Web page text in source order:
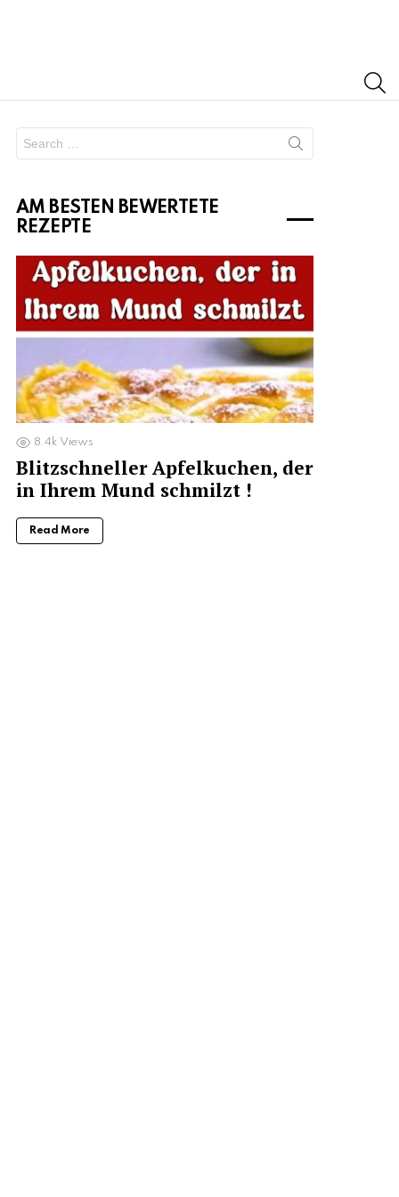
for:
AM BESTEN BEWERTETE
REZEPTE
8.4k Views
Blitzschneller Apfelkuchen, der
in Ihrem Mund schmilzt !
Read More